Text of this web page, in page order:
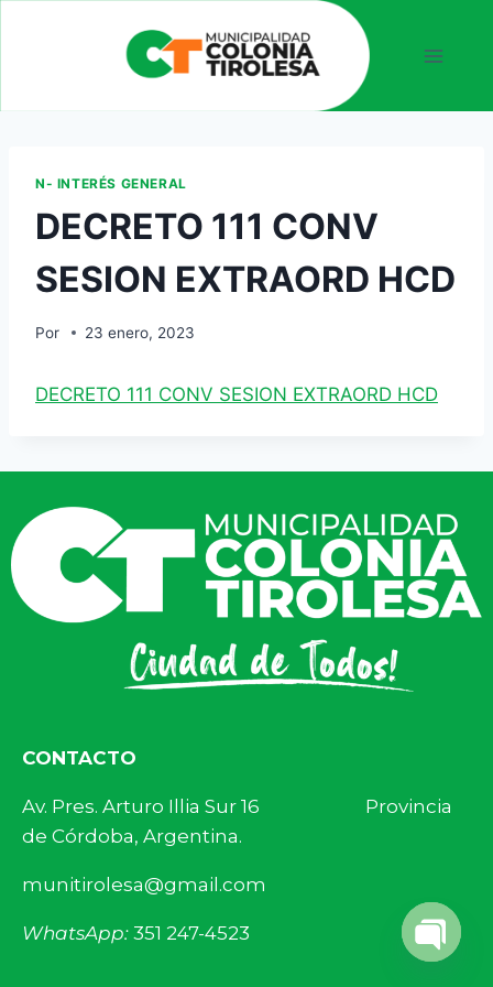
N- INTERÉS GENERAL
DECRETO 111 CONV
SESION EXTRAORD HCD
Por 23 enero, 2023
DECRETO 111 CONV SESION EXTRAORD HCD
CONTACTO
Av. Pres. Arturo Illia Sur 16 Provincia
de Córdoba, Argentina.
munitirolesa@gmail.com
WhatsApp: 351 247-4523